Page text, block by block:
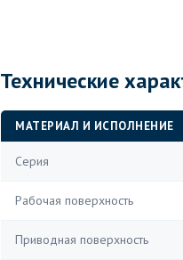
Технические
МАТЕРИАЛ И ИСПОЛНЕНИЕ
Серия
Рабочая поверхность
Приводная поверхность